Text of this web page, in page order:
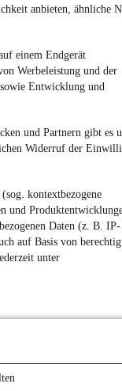
anbieten, ähnliche
einem Endgerät
Werbeleistung und der
Entwicklung und
und Partnern gibt es
Widerruf der
kontextbezogene
und
Daten (z. B. IP-
auf Basis von
unter